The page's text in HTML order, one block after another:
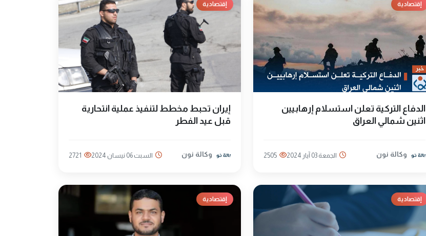
إقتصادية
الدفاع التركية تعلن استسلام إرهابيين
اثنين شمالي العراق
وكالة نون الجمعة 03 آيار 2024 2505
إقتصادية
إيران تحبط مخطط لتنفيذ عملية انتحارية
قبل عيد الفطر
وكالة نون السبت 06 نيسان 2024 2721
إقتصادية إقتصادية